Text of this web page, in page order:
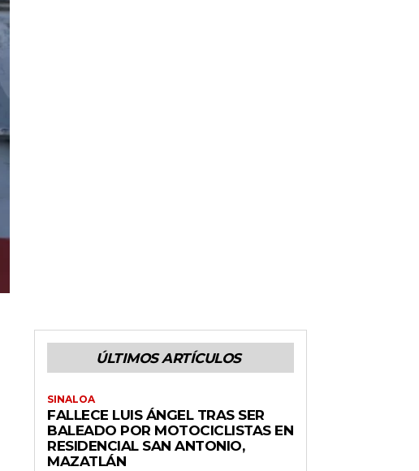
ÚLTIMOS ARTÍCULOS
SINALOA
FALLECE LUIS ÁNGEL TRAS SER
BALEADO POR MOTOCICLISTAS EN
RESIDENCIAL SAN ANTONIO,
MAZATLÁN